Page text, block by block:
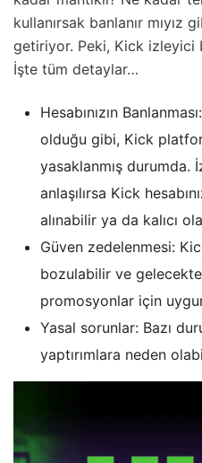
kullanırsak banlanır mıyız
getiriyor. Peki, Kick izleyici
İşte tüm detaylar…
Hesabınızın
olduğu gibi, Kick
yasaklanmış durumda.
anlaşılırsa Kick
alınabilir ya da kalıcı
Güven zedelenmesi:
bozulabilir ve
promosyonlar için
Yasal sorunlar: Bazı
yaptırımlara neden